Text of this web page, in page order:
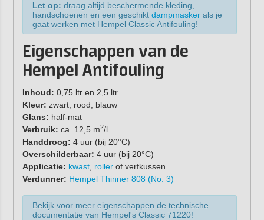
Let op: draag altijd beschermende kleding,
handschoenen en een geschikt dampmaskerals je
gaat werken met Hempel Classic Antifouling!
Eigenschappen van de
Hempel Antifouling
Inhoud: 0,75 ltr en 2,5 ltr
Kleur: zwart, rood, blauw
Glans: half-mat
Verbruik: ca. 12,5 m2/l
Handdroog: 4 uur (bij 20°C)
Overschilderbaar: 4 uur (bij 20°C)
Applicatie: kwast, rollerof verfkussen
Verdunner: Hempel Thinner 808 (No. 3)
Bekijk voor meer eigenschappen de technische
documentatie van Hempel's Classic 71220!